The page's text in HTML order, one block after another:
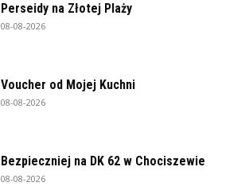
Perseidy na Złotej Plaży
08-08-2026
Voucher od Mojej Kuchni
08-08-2026
Bezpieczniej na DK 62 w Chociszewie
08-08-2026